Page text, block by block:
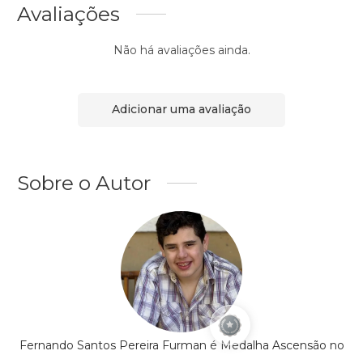
Avaliações
Não há avaliações ainda.
Adicionar uma avaliação
Sobre o Autor
Fernando Santos Pereira Furman é Medalha Ascensão no